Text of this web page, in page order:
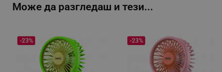
Може да разгледаш и тези...
-23% -23%